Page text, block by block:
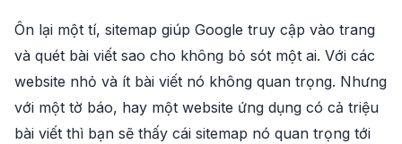
Ôn lại một tí, sitemap giúp Google truy cập vào trang
và quét bài viết sao cho không bỏ sót một ai. Với các
website nhỏ và ít bài viết nó không quan trọng. Nhưng
với một tờ báo, hay một website ứng dụng có cả triệu
bài viết thì bạn sẽ thấy cái sitemap nó quan trọng tới